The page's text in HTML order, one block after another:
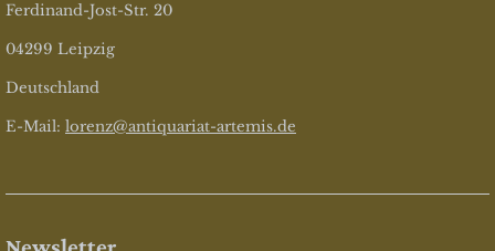
Ferdinand-Jost-Str. 20
04299 Leipzig
Deutschland
E-Mail: lorenz@antiquariat-artemis.de